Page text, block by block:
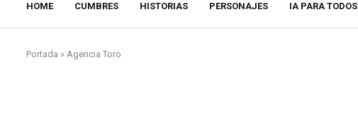
HOME CUMBRES HISTORIAS PERSONAJES IA PARA TODOS
Portada » Agencia Toro